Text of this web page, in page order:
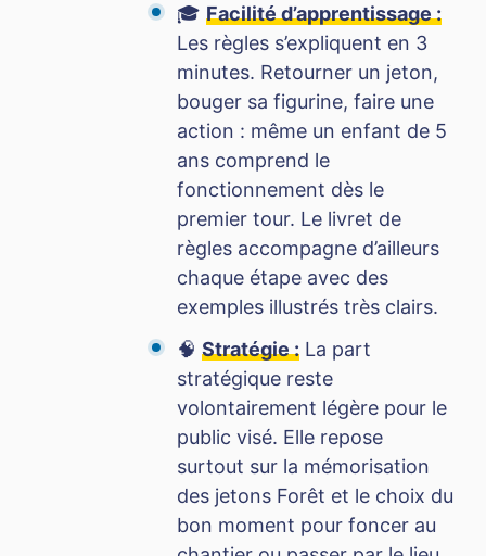
🎓 Facilité d’apprentissage :
Les règles s’expliquent en 3
minutes. Retourner un jeton,
bouger sa figurine, faire une
action : même un enfant de 5
ans comprend le
fonctionnement dès le
premier tour. Le livret de
règles accompagne d’ailleurs
chaque étape avec des
exemples illustrés très clairs.
🧠 Stratégie : La part
stratégique reste
volontairement légère pour le
public visé. Elle repose
surtout sur la mémorisation
des jetons Forêt et le choix du
bon moment pour foncer au